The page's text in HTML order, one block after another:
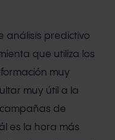
análisis predictivo
que utiliza los
muy
muy útil a la
de
es la hora más